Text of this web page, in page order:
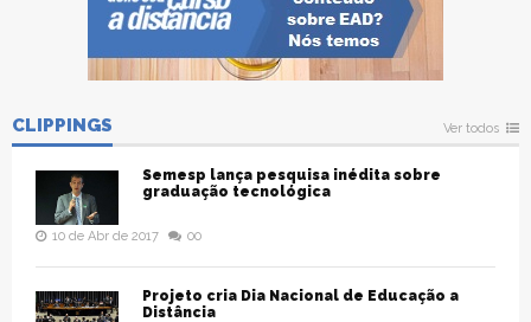
CLIPPINGS Ver todos
Semesp lança pesquisa inédita sobre
graduação tecnológica
10 de Abr de 2017 00
Projeto cria Dia Nacional de Educação a
Distância